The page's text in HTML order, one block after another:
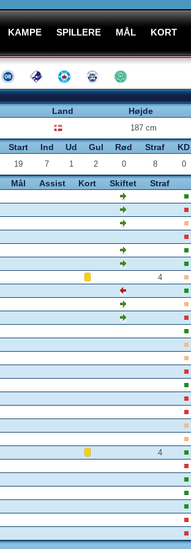
KAMPE SPILLERE MÅL KORT
Land Højde
187 cm
Start Ind Ud Gul Rød Straf KD
19 7 1 2 0 8 0
Mål Assist Kort Skiftet Straf
4
4